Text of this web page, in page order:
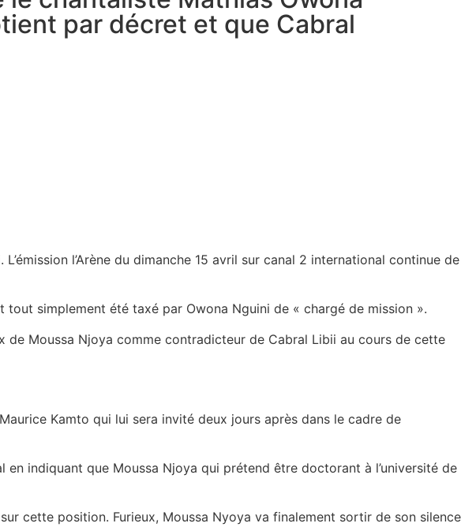
par décret et que Cabral
l’Arène du dimanche 15 avril sur canal 2 international continue de
simplement été taxé par Owona Nguini de « chargé de mission ».
Moussa Njoya comme contradicteur de Cabral Libii au cours de cette
Kamto qui lui sera invité deux jours après dans le cadre de
indiquant que Moussa Njoya qui prétend être doctorant à l’université de
cette position. Furieux, Moussa Nyoya va finalement sortir de son silence